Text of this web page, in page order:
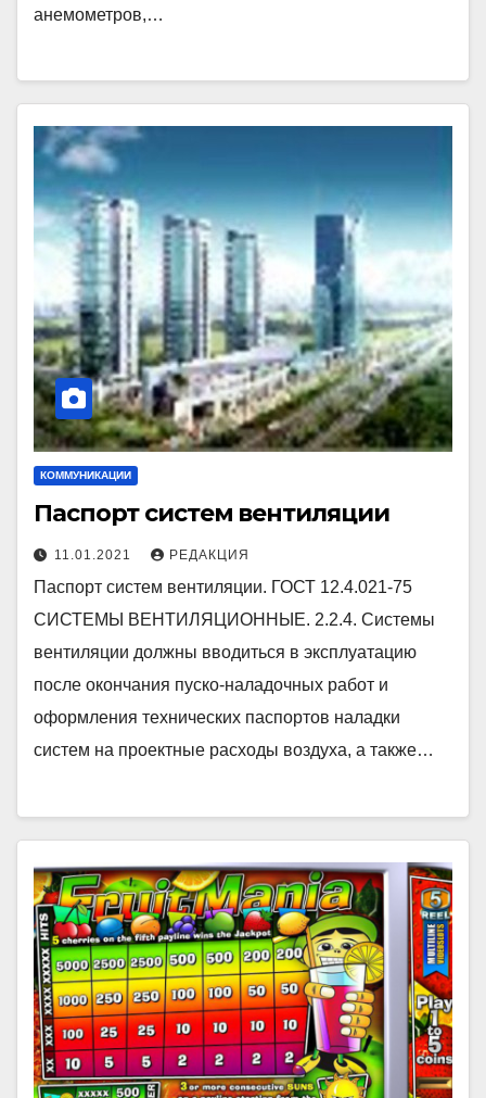
анемометров,…
КОММУНИКАЦИИ
Паспорт систем вентиляции
11.01.2021 РЕДАКЦИЯ
Паспорт систем вентиляции. ГОСТ 12.4.021-75
СИСТЕМЫ ВЕНТИЛЯЦИОННЫЕ. 2.2.4. Системы
вентиляции должны вводиться в эксплуатацию
после окончания пуско-наладочных работ и
оформления технических паспортов наладки
систем на проектные расходы воздуха, а также…